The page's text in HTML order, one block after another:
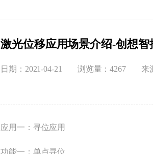
激光位移应用场景介绍-创想智
日期：2021-04-21 浏览量：4267 来
应用一：寻位应用
功能一：单点寻位